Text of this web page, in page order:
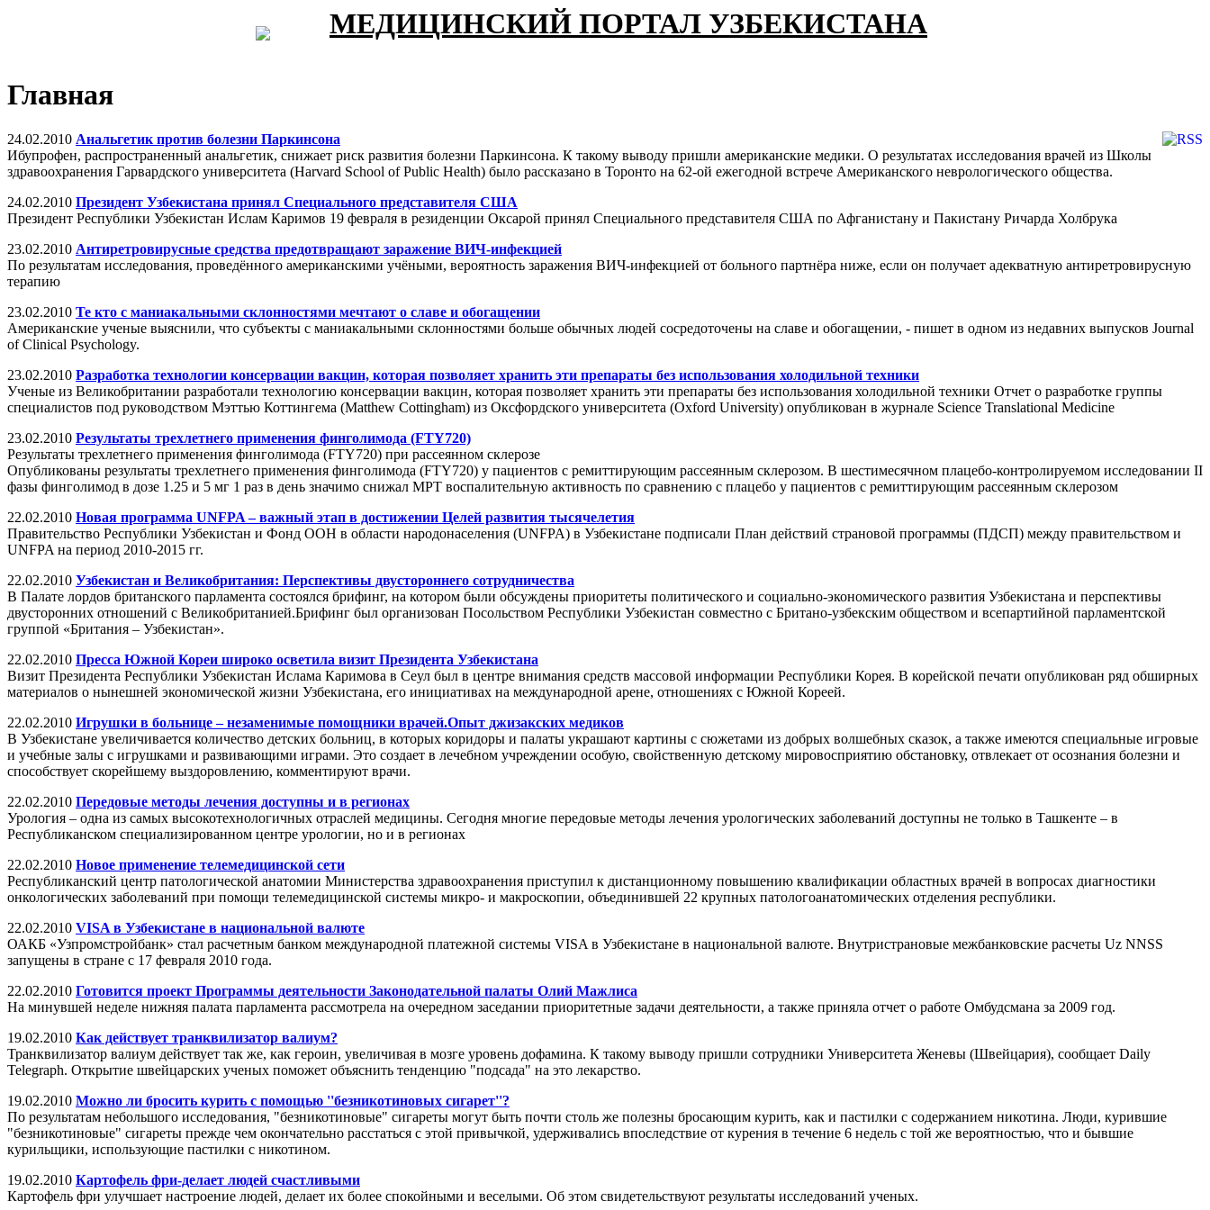
МЕДИЦИНСКИЙ ПОРТАЛ УЗБЕКИСТАНА
Главная
24.02.2010 Анальгетик против болезни Паркинсона
Ибупрофен, распространенный анальгетик, снижает риск развития болезни Паркинсона. К такому выводу пришли американские медики. О результатах исследования врачей из Школы
здравоохранения Гарвардского университета (Harvard School of Public Health) было рассказано в Торонто на 62-ой ежегодной встрече Американского неврологического общества.
24.02.2010 Президент Узбекистана принял Специального представителя США
Президент Республики Узбекистан Ислам Каримов 19 февраля в резиденции Оксарой принял Специального представителя США по Афганистану и Пакистану Ричарда Холбрука
23.02.2010 Антиретровирусные средства предотвращают заражение ВИЧ-инфекцией
По результатам исследования, проведённого американскими учёными, вероятность заражения ВИЧ-инфекцией от больного партнёра ниже, если он получает адекватную антиретровирусную
терапию
23.02.2010 Те кто с маниакальными склонностями мечтают о славе и обогащении
Американские ученые выяснили, что субъекты с маниакальными склонностями больше обычных людей сосредоточены на славе и обогащении, - пишет в одном из недавних выпусков Journal
of Clinical Psychology.
23.02.2010 Разработка технологии консервации вакцин, которая позволяет хранить эти препараты без использования холодильной техники
Ученые из Великобритании разработали технологию консервации вакцин, которая позволяет хранить эти препараты без использования холодильной техники Отчет о разработке группы
специалистов под руководством Мэттью Коттингема (Matthew Cottingham) из Оксфордского университета (Oxford University) опубликован в журнале Science Translational Medicine
23.02.2010 Результаты трехлетнего применения финголимода (FTY720)
Результаты трехлетнего применения финголимода (FTY720) при рассеянном склерозе
Опубликованы результаты трехлетнего применения финголимода (FTY720) у пациентов с ремиттирующим рассеянным склерозом. В шестимесячном плацебо-контролируемом исследовании II
фазы финголимод в дозе 1.25 и 5 мг 1 раз в день значимо снижал МРТ воспалительную активность по сравнению с плацебо у пациентов с ремиттирующим рассеянным склерозом
22.02.2010 Новая программа UNFPA – важный этап в достижении Целей развития тысячелетия
Правительство Республики Узбекистан и Фонд ООН в области народонаселения (UNFPA) в Узбекистане подписали План действий страновой программы (ПДСП) между правительством и
UNFPA на период 2010-2015 гг.
22.02.2010 Узбекистан и Великобритания: Перспективы двустороннего сотрудничества
В Палате лордов британского парламента состоялся брифинг, на котором были обсуждены приоритеты политического и социально-экономического развития Узбекистана и перспективы
двусторонних отношений с Великобританией.Брифинг был организован Посольством Республики Узбекистан совместно с Британо-узбекским обществом и всепартийной парламентской
группой «Британия – Узбекистан».
22.02.2010 Пресса Южной Кореи широко осветила визит Президента Узбекистана
Визит Президента Республики Узбекистан Ислама Каримова в Сеул был в центре внимания средств массовой информации Республики Корея. В корейской печати опубликован ряд обширных
материалов о нынешней экономической жизни Узбекистана, его инициативах на международной арене, отношениях с Южной Кореей.
22.02.2010 Игрушки в больнице – незаменимые помощники врачей.Опыт джизакских медиков
В Узбекистане увеличивается количество детских больниц, в которых коридоры и палаты украшают картины с сюжетами из добрых волшебных сказок, а также имеются специальные игровые
и учебные залы с игрушками и развивающими играми. Это создает в лечебном учреждении особую, свойственную детскому мировосприятию обстановку, отвлекает от осознания болезни и
способствует скорейшему выздоровлению, комментируют врачи.
22.02.2010 Передовые методы лечения доступны и в регионах
Урология – одна из самых высокотехнологичных отраслей медицины. Сегодня многие передовые методы лечения урологических заболеваний доступны не только в Ташкенте – в
Республиканском специализированном центре урологии, но и в регионах
22.02.2010 Новое применение телемедицинской сети
Республиканский центр патологической анатомии Министерства здравоохранения приступил к дистанционному повышению квалификации областных врачей в вопросах диагностики
онкологических заболеваний при помощи телемедицинской системы микро- и макроскопии, объединившей 22 крупных патологоанатомических отделения республики.
22.02.2010 VISA в Узбекистане в национальной валюте
ОАКБ «Узпромстройбанк» стал расчетным банком международной платежной системы VISA в Узбекистане в национальной валюте. Внутристрановые межбанковские расчеты Uz NNSS
запущены в стране с 17 февраля 2010 года.
22.02.2010 Готовится проект Программы деятельности Законодательной палаты Олий Мажлиса
На минувшей неделе нижняя палата парламента рассмотрела на очередном заседании приоритетные задачи деятельности, а также приняла отчет о работе Омбудсмана за 2009 год.
19.02.2010 Как действует транквилизатор валиум?
Транквилизатор валиум действует так же, как героин, увеличивая в мозге уровень дофамина. К такому выводу пришли сотрудники Университета Женевы (Швейцария), сообщает Daily
Telegraph. Открытие швейцарских ученых поможет объяснить тенденцию "подсада" на это лекарство.
19.02.2010 Можно ли бросить курить с помощью ''безникотиновых сигарет''?
По результатам небольшого исследования, "безникотиновые" сигареты могут быть почти столь же полезны бросающим курить, как и пастилки с содержанием никотина. Люди, курившие
"безникотиновые" сигареты прежде чем окончательно расстаться с этой привычкой, удерживались впоследствие от курения в течение 6 недель с той же вероятностью, что и бывшие
курильщики, использующие пастилки с никотином.
19.02.2010 Картофель фри-делает людей счастливыми
Картофель фри улучшает настроение людей, делает их более спокойными и веселыми. Об этом свидетельствуют результаты исследований ученых.